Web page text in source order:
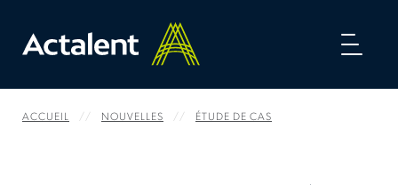
ACCUEIL NOUVELLES ÉTUDE DE CAS